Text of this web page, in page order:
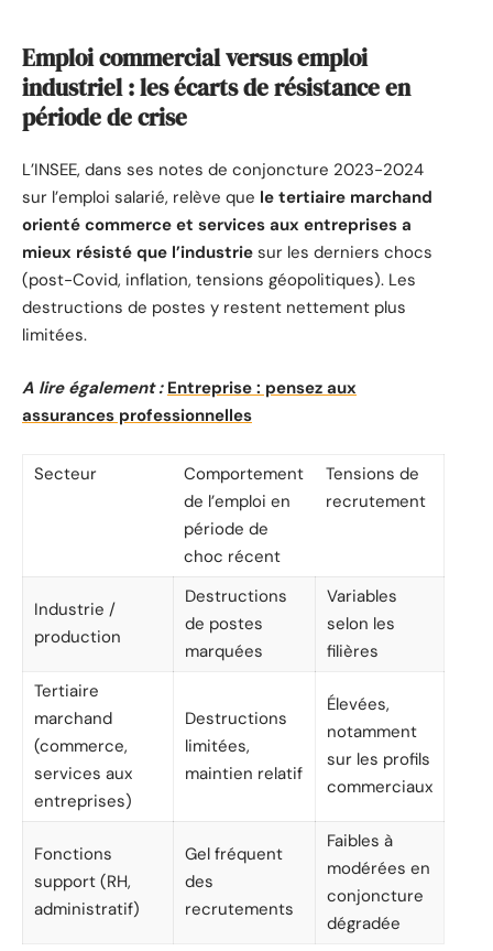
Emploi commercial versus emploi
industriel : les écarts de résistance en
période de crise
L’INSEE, dans ses notes de conjoncture 2023-2024
sur l’emploi salarié, relève que le tertiaire marchand
orienté commerce et services aux entreprises a
mieux résisté que l’industrie sur les derniers chocs
(post-Covid, inflation, tensions géopolitiques). Les
destructions de postes y restent nettement plus
limitées.
A lire également : Entreprise : pensez aux
assurances professionnelles
Secteur
Comportement
de l’emploi en
période de
choc récent
Tensions de
recrutement
Industrie /
production
Destructions
de postes
marquées
Variables
selon les
filières
Tertiaire
marchand
(commerce,
services aux
entreprises)
Destructions
limitées,
maintien relatif
Élevées,
notamment
sur les profils
commerciaux
Fonctions
support (RH,
administratif)
Gel fréquent
des
recrutements
Faibles à
modérées en
conjoncture
dégradée